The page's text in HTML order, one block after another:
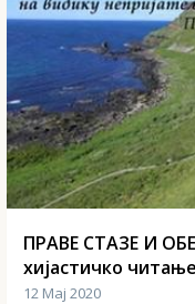
ПРАВЕ СТАЗЕ И
хијастичко
12 Мај 2020